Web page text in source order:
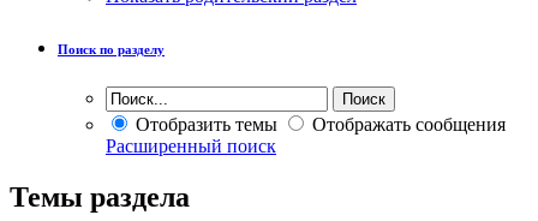
Поиск по разделу
Отобразить темы
Отображать сообщения
Расширенный поиск
Темы раздела